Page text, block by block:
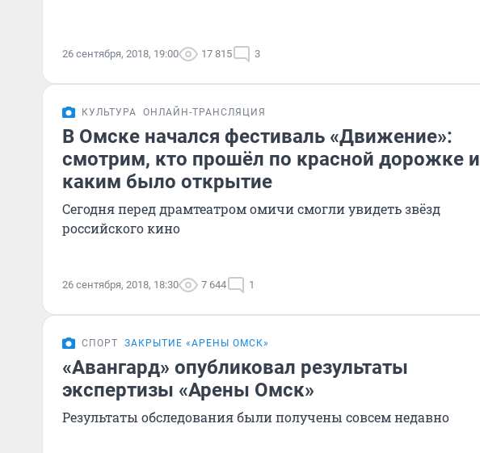
26 сентября, 2018, 19:00 17 815 3
КУЛЬТУРА ОНЛАЙН-ТРАНСЛЯЦИЯ
В Омске начался фестиваль «Движение»:
смотрим, кто прошёл по красной дорожке и
каким было открытие
Сегодня перед драмтеатром омичи смогли увидеть звёзд
российского кино
26 сентября, 2018, 18:30 7 644 1
СПОРТ ЗАКРЫТИЕ «АРЕНЫ ОМСК»
«Авангард» опубликовал результаты
экспертизы «Арены Омск»
Результаты обследования были получены совсем недавно